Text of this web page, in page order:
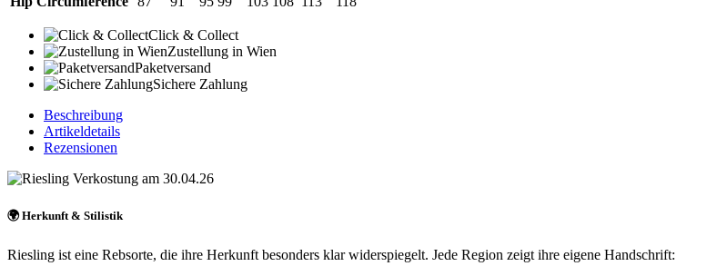
Click & Collect
Zustellung in Wien
Paketversand
Sichere Zahlung
Beschreibung
Artikeldetails
Rezensionen
🌍Herkunft & Stilistik
Riesling ist eine Rebsorte, die ihre Herkunft besonders klar widerspiegelt. Jede Region zeigt ihre eigene Handschrift: